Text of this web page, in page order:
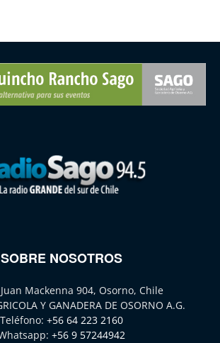
SOBRE NOSOTROS
Mackenna 904, Osorno, Chile
Y GANADERA DE OSORNO A.G.
Teléfono: +56 64 223 2160
+56 9 57244942